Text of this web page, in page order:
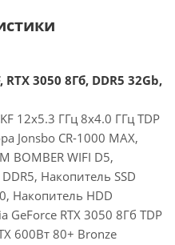
3050 8Гб, DDR5 32Gb,
12x5.3 ГГц 8x4.0 ГГц TDP
Jonsbo CR-1000 MAX,
BOMBER WIFI D5,
Накопитель SSD
Накопитель HDD
GeForce RTX 3050 8Гб TDP
600Вт 80+ Bronze